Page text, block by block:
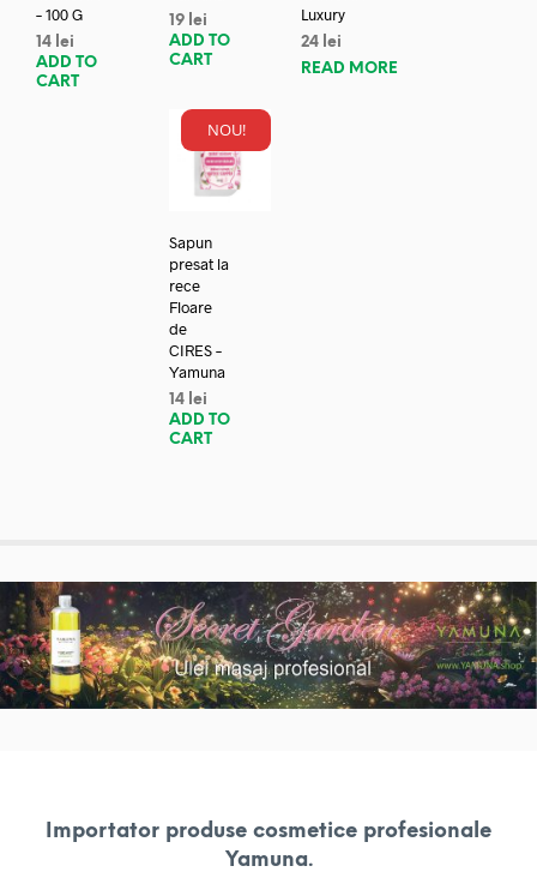
– 100 G
14 lei
ADD TO
CART
19 lei
ADD TO
CART
Luxury
24 lei
READ MORE
NOU!
Sapun
presat la
rece
Floare
de
CIRES –
Yamuna
14 lei
ADD TO
CART
Importator produse cosmetice profesionale
Yamuna.